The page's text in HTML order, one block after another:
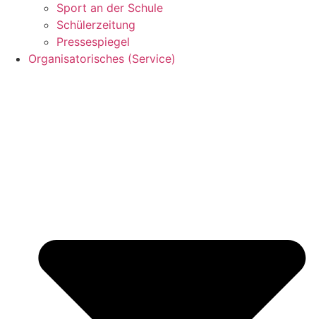
Sport an der Schule
Schülerzeitung
Pressespiegel
Organisatorisches (Service)